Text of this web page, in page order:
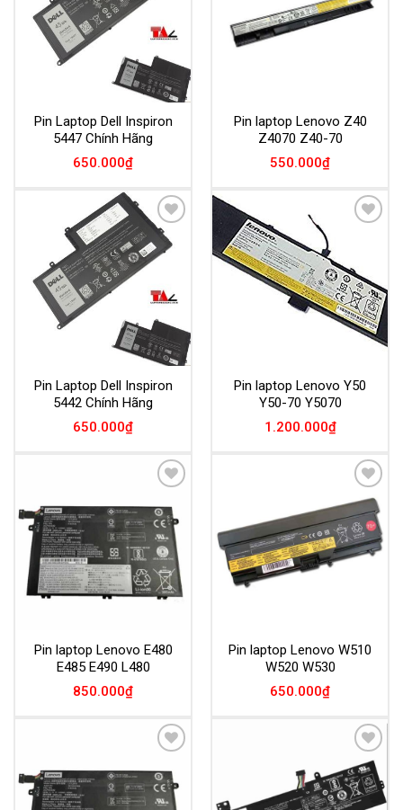
Pin Laptop Dell Inspiron
5447 Chính Hãng
650.000₫
Pin laptop Lenovo Z40
Z4070 Z40-70
550.000₫
Add to
Wishlist
Pin Laptop Dell Inspiron
5442 Chính Hãng
650.000₫
Pin laptop Lenovo Y50
Y50-70 Y5070
1.200.000₫
Wishlist
Pin laptop Lenovo E480
E485 E490 L480
850.000₫
Add to
Wishlist
Pin laptop Lenovo W510
W520 W530
650.000₫
Wishlist
Add to
Wishlist